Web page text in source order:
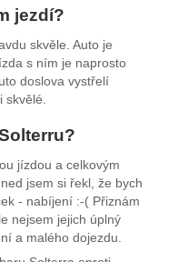
jezdí?
skvěle. Auto je
s ním je naprosto
doslova vystřelí
jízdou a celkovým
jsem si řekl, že bych
- nabíjení :-( Přiznám
nejsem jejich úplný
a malého dojezdu.